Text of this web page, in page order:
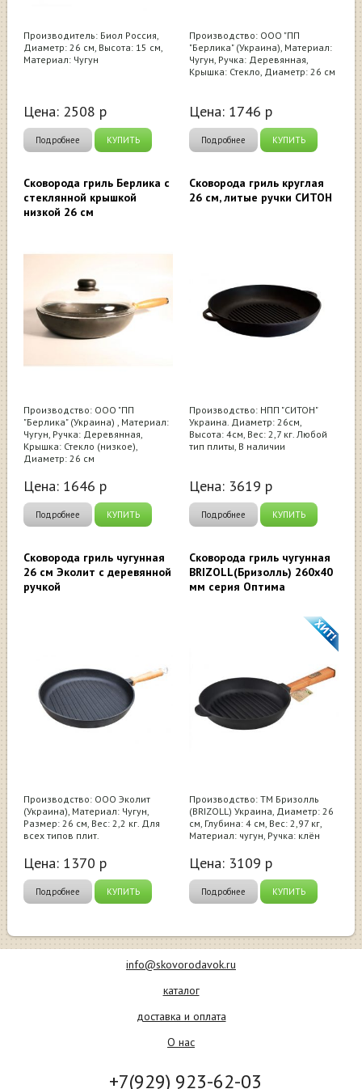
Производитель: Биол Россия,
Диаметр: 26 см, Высота: 15 см,
Материал: Чугун
Цена: 2508 р
Подробнее КУПИТЬ
Производство: ООО "ПП
"Берлика" (Украина), Материал:
Чугун, Ручка: Деревянная,
Крышка: Стекло, Диаметр: 26 см
Цена: 1746 р
Подробнее КУПИТЬ
Сковорода гриль Берлика с
стеклянной крышкой
низкой 26 см
Производство: ООО "ПП
"Берлика" (Украина) , Материал:
Чугун, Ручка: Деревянная,
Крышка: Стекло (низкое),
Диаметр: 26 см
Цена: 1646 р
Подробнее КУПИТЬ
Сковорода гриль круглая
26 см, литые ручки СИТОН
Производство: НПП "СИТОН"
Украина. Диаметр: 26см,
Высота: 4см, Вес: 2,7 кг. Любой
тип плиты, В наличии
Цена: 3619 р
Подробнее КУПИТЬ
Сковорода гриль чугунная
26 см Эколит с деревянной
ручкой
Производство: ООО Эколит
(Украина), Материал: Чугун,
Размер: 26 см, Вес: 2,2 кг. Для
всех типов плит.
Цена: 1370 р
Подробнее КУПИТЬ
Сковорода гриль чугунная
BRIZOLL(Бризолль) 260x40
мм серия Оптима
Производство: ТМ Бризолль
(BRIZOLL) Украина, Диаметр: 26
см, Глубина: 4 см, Вес: 2,97 кг,
Материал: чугун, Ручка: клён
Цена: 3109 р
Подробнее КУПИТЬ
info@skovorodavok.ru
каталог
доставка и оплата
О нас
+7(929) 923-62-03